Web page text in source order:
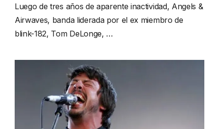
Luego de tres años de aparente inactividad, Angels &
Airwaves, banda liderada por el ex miembro de
blink-182, Tom DeLonge, …